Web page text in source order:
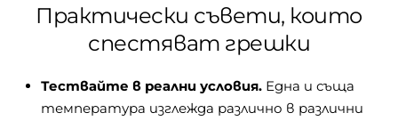
Практически съвети, които
спестяват грешки
Тествайте в реални условия. Една и съща
температура изглежда различно в различни